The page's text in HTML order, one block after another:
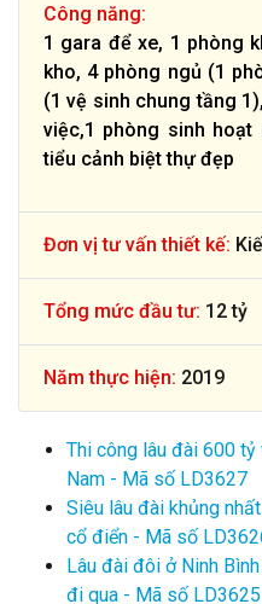
Công năng:
1 gara để xe, 1 phòng
kho, 4 phòng ngủ (1
(1 vệ sinh chung tầng
việc,1 phòng sinh
tiểu cảnh biệt thự đẹp
Đơn vị tư vấn thiết kế:
Tổng mức đầu tư: 12 tỷ
Năm thực hiện: 2019
Thi công lâu đài 600
Nam - Mã số LD3627
Siêu lâu đài khủng
cổ điển - Mã số
Lâu đài đôi ở Ninh
đi qua - Mã số LD3625